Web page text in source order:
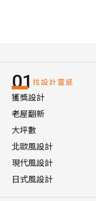
01 找設計靈感
獲獎設計
老屋翻新
大坪數
北歐風設計
現代風設計
日式風設計